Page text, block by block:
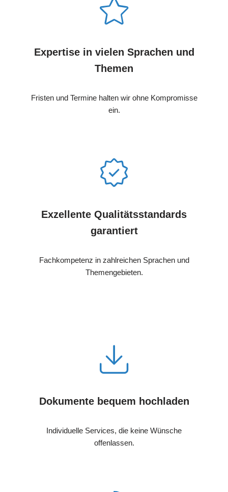
Expertise in vielen Sprachen und
Themen
Fristen und Termine halten wir ohne Kompromisse
ein.
Exzellente Qualitätsstandards
garantiert
Fachkompetenz in zahlreichen Sprachen und
Themengebieten.
Dokumente bequem hochladen
Individuelle Services, die keine Wünsche
offenlassen.